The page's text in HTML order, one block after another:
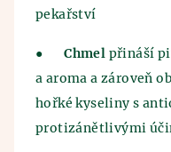
pekařství
● Chmel přináší
a aroma a zároveň
hořké kyseliny s
protizánětlivými